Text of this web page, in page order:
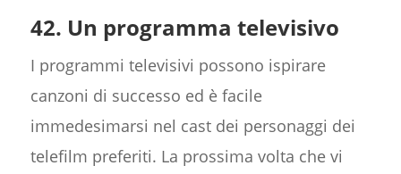
42. Un programma televisivo
I programmi televisivi possono ispirare
canzoni di successo ed è facile
immedesimarsi nel cast dei personaggi dei
telefilm preferiti. La prossima volta che vi